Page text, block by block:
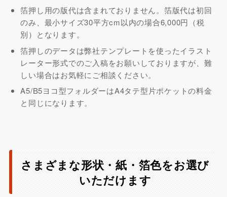
箔押し用の版代は含まれておりません。箔版代は初回
のみ、最小サイズ30平方cm以内の場合6,000円（税
別）となります。
箔押しのデータは弊社テンプレートを使ったイラスト
レーター形式でのご入稿をお願いしておりますが、難
しい場合はお気軽にご相談ください。
A5/B5ヨコ型フォルダーはA4タテ型片ポケットの料金
と同じになります。
さまざまな形状・紙・箔色をお選び
いただけます